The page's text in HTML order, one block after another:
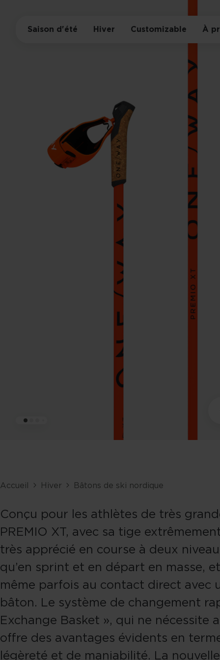
Saison d'été Hiver Customizable À
Accueil Hiver Bâtons de ski nordique
Conçu pour les athlètes de très
PREMIO XT, avec sa tige
très apprécié en course à deux
qu’en sprint et en départ en masse,
même parfois au contact direct avec
bâton. Le système de changement
Exchange Basket », qui ne nécessite
offre des avantages évidents en
légèreté et de maniabilité. La nouvelle